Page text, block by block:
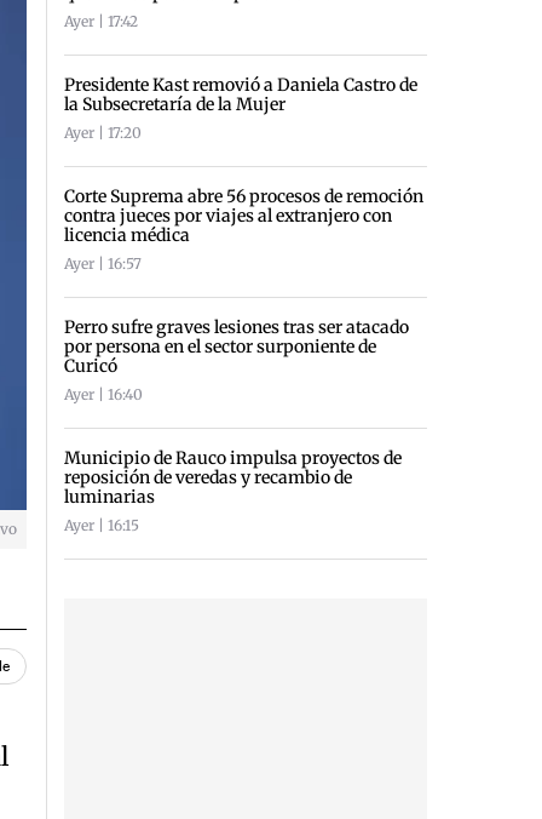
Ayer | 17:42
Presidente Kast removió a Daniela Castro de
la Subsecretaría de la Mujer
Ayer | 17:20
Corte Suprema abre 56 procesos de remoción
contra jueces por viajes al extranjero con
licencia médica
Ayer | 16:57
Perro sufre graves lesiones tras ser atacado
por persona en el sector surponiente de
Curicó
Ayer | 16:40
Municipio de Rauco impulsa proyectos de
reposición de veredas y recambio de
luminarias
Ayer | 16:15